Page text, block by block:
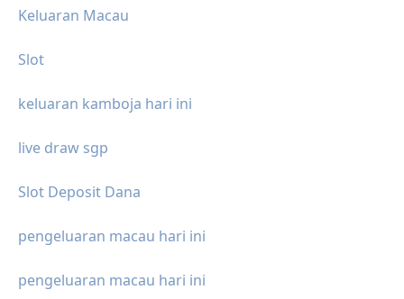
Keluaran Macau
Slot
keluaran kamboja hari ini
live draw sgp
Slot Deposit Dana
pengeluaran macau hari ini
pengeluaran macau hari ini